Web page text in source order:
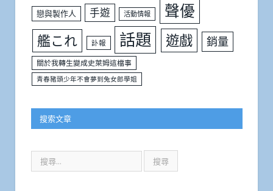
戀與製作人 手遊 活動情報 聲優
艦これ 訃報 話題 遊戲 銷量
關於我轉生變成史萊姆這檔事
青春豬頭少年不會夢到兔女郎學姐
搜索文章